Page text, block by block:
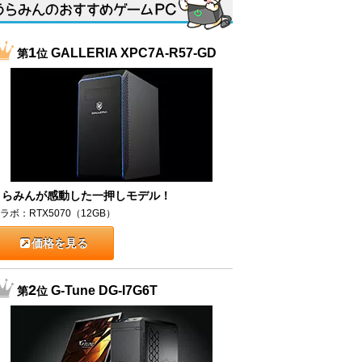
第1位GALLERIA XPC7A-R57-GD
みんが感動した一押しモデル！
ボ：RTX5070（12GB）
価格を見る
第2位G-Tune DG-I7G6T